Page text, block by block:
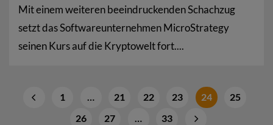
Mit einem weiteren beeindruckenden Schachzug
setzt das Softwareunternehmen MicroStrategy
seinen Kurs auf die Kryptowelt fort....
1 … 21 22 23 24
25
26
27 … 33